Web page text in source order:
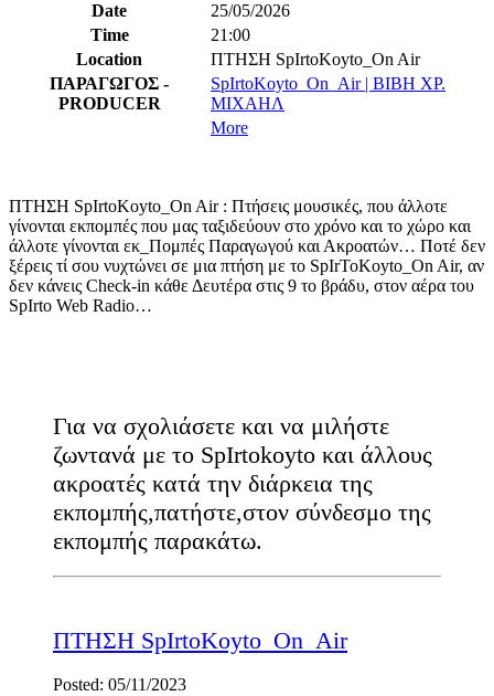
Date
25/05/2026
Time
21:00
Location
ΠΤΗΣΗ SpIrtoKoyto_On Air
ΠΑΡΑΓΩΓΟΣ -
PRODUCER
SpIrtoKoyto_On_Air | ΒΙΒΗ ΧΡ.
ΜΙΧΑΗΛ
More
ΠΤΗΣΗ SpIrtoKoyto_On Air : Πτήσεις μουσικές, που άλλοτε
γίνονται εκπομπές που μας ταξιδεύουν στο χρόνο και το χώρο και
άλλοτε γίνονται εκ_Πομπές Παραγωγού και Ακροατών… Ποτέ δεν
ξέρεις τί σου νυχτώνει σε μια πτήση με το SpIrToKoyto_On Air, αν
δεν κάνεις Check-in κάθε Δευτέρα στις 9 το βράδυ, στον αέρα του
SpIrto Web Radio…
Για να σχολιάσετε και να μιλήστε
ζωντανά με το SpIrtokoyto και άλλους
ακροατές κατά την διάρκεια της
εκπομπής,πατήστε,στον σύνδεσμο της
εκπομπής παρακάτω.
ΠΤΗΣΗ SpIrtoKoyto_On_Air
Posted: 05/11/2023